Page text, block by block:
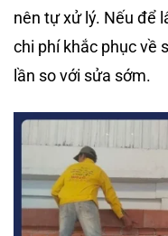
nên tự xử lý. Nếu để
chi phí khắc phục về
lần so với sửa sớm.